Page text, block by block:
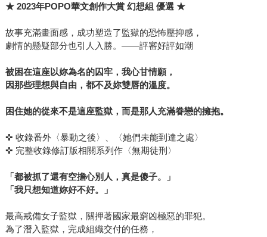
★ 2023年POPO華文創作大賞 幻想組 優選 ★
故事充滿畫面感，成功塑造了監獄的恐怖壓抑感，
劇情的懸疑部分也引人入勝。——評審好評如潮
被困在這座以妳為名的囚牢，我心甘情願，
因那些理想與自由，都不及妳雙唇的溫度。
困住她的從來不是這座監獄，而是那人充滿眷戀的擁抱。
✜ 收錄番外〈暴動之後〉、〈她們未能到達之處〉
✜ 完整收錄修訂版相關系列作〈無期徒刑〉
「都被抓了還有空擔心別人，真是傻子。」
「我只想知道妳好不好。」
最高戒備女子監獄，關押著國家最窮凶極惡的罪犯。
為了潛入監獄，完成組織交付的任務，